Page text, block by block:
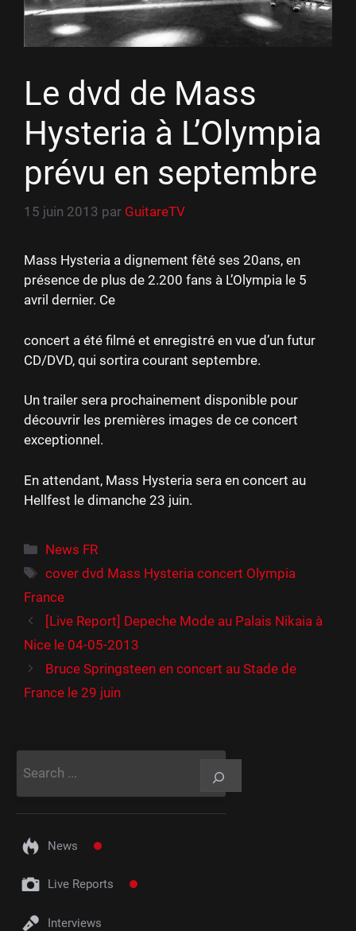
Le dvd de Mass
Hysteria à L’Olympia
prévu en septembre
15 juin 2013 par GuitareTV
Mass Hysteria a dignement fêté ses 20ans, en
présence de plus de 2.200 fans à L’Olympia le 5
avril dernier. Ce
concert a été filmé et enregistré en vue d’un futur
CD/DVD, qui sortira courant septembre.
Un trailer sera prochainement disponible pour
découvrir les premières images de ce concert
exceptionnel.
En attendant, Mass Hysteria sera en concert au
Hellfest le dimanche 23 juin.
Catégories
News FR
Étiquettes
cover dvd Mass Hysteria concert Olympia
France
[Live Report] Depeche Mode au Palais Nikaia à
Nice le 04-05-2013
Bruce Springsteen en concert au Stade de
France le 29 juin
News
Live Reports
Interviews